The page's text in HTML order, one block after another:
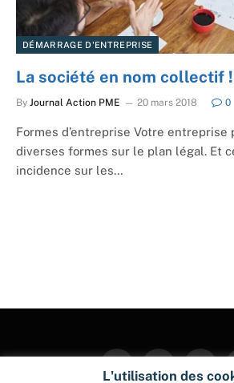
DÉMARRAGE D'ENTREPRISE
La société en nom collectif !
By Journal Action PME 20 mars 2018 0
Formes d’entreprise Votre entreprise
diverses formes sur le plan légal. Et
incidence sur les…
FacebookTwitter
L'utilisation des